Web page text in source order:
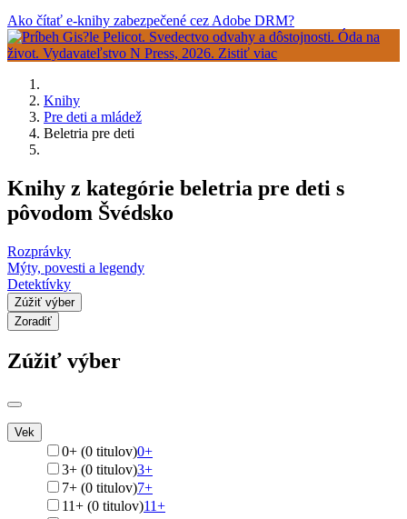
Ako čítať e-knihy zabezpečené cez Adobe DRM?
Knihy
Pre deti a mládež
Beletria pre deti
Knihy z kategórie beletria pre deti s
pôvodom Švédsko
Rozprávky
Mýty, povesti a legendy
Detektívky
Zúžiť výber
Zoradiť
Zúžiť výber
Vek
0+ (0 titulov)0+
3+ (0 titulov)3+
7+ (0 titulov)7+
11+ (0 titulov)11+